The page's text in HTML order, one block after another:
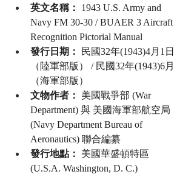
英文名稱：
1943 U.S. Army and
Navy FM 30-30 / BUAER 3 Aircraft
Recognition Pictorial Manual
發行日期：
民國32年(1943)4月1日
（陸軍部版） / 民國32年(1943)6月
（海軍部版）
文物作者：
美國戰爭部 (War
Department) 與 美國海軍部航空局
(Navy Department Bureau of
Aeronautics) 聯合編纂
發行地點：
美國華盛頓特區
(U.S.A. Washington, D. C.)